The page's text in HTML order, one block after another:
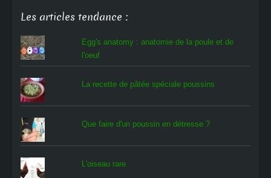
Les articles tendance :
Egg's anatomy : anatomie de la poule et de
l'oeuf
La recette de pâtée spéciale poussins
Que faire d'un poussin en détresse ?
L'oiseau rare